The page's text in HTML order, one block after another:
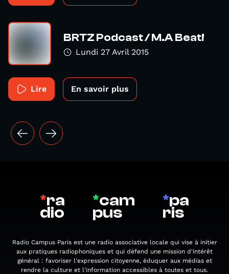
BRTZ Podcast / M.A Beat!
Lundi 27 Avril 2015
Lire En savoir plus
*ra
dio
*cam
pus
*pa
ris
Radio Campus Paris est une radio associative locale qui vise à initier
aux pratiques radiophoniques et qui défend une mission d'intérêt
général : favoriser l'expression citoyenne, éduquer aux médias et
rendre la culture et l'information accessibles à toutes et tous.